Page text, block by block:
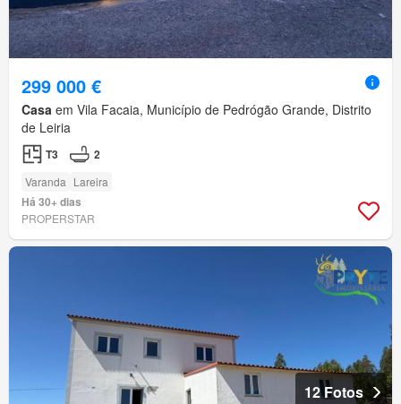
299 000 €
Casa em Vila Facaia, Município de Pedrógão Grande, Distrito
de Leiria
T3 2
Varanda Lareira
Há 30+ dias
PROPERSTAR
12 Fotos